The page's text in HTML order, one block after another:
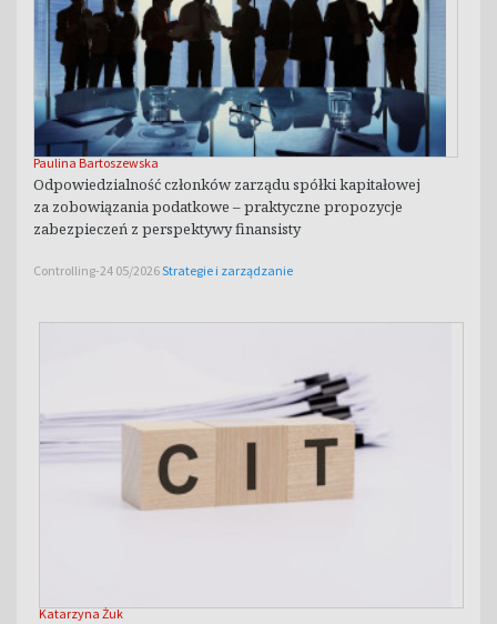
Paulina Bartoszewska
Odpowiedzialność członków zarządu spółki kapitałowej
za zobowiązania podatkowe – praktyczne propozycje
zabezpieczeń z perspektywy finansisty
Controlling-24 05/2026Strategie i zarządzanie
Katarzyna Żuk